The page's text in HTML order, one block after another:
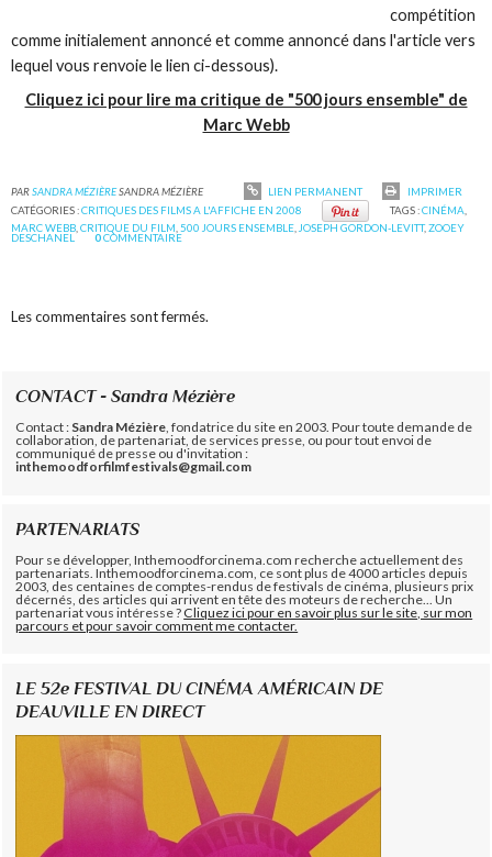
compétition
comme initialement annoncé et comme annoncé dans l'article vers
lequel vous renvoie le lien ci-dessous).
Cliquez ici pour lire ma critique de "500 jours ensemble" de
Marc Webb
PARSANDRA MÉZIÈRESANDRA MÉZIÈRE LIEN PERMANENT
IMPRIMER
CATÉGORIES :CRITIQUES DES FILMS A L'AFFICHE EN 2008 TAGS :CINÉMA
MARC WEBB ,CRITIQUE DU FILM 500 JOURS ENSEMBLE JOSEPH GORDON-LEVITT,ZOOEY
DESCHANEL 0COMMENTAIRE
Les commentaires sont fermés.
CONTACT - Sandra Mézière
Contact : Sandra Mézière , fondatrice du site en 2003. Pour toute demande de
collaboration, de partenariat, de services presse, ou pour tout envoi de
communiqué de presse ou d'invitation :
inthemoodforfilmfestivals@gmail.com
PARTENARIATS
Pour se développer, Inthemoodforcinema.com recherche actuellement des
partenariats. Inthemoodforcinema.com, ce sont plus de 4000 articles depuis
2003, des centaines de comptes-rendus de festivals de cinéma, plusieurs prix
décernés, des articles qui arrivent en tête des moteurs de recherche... Un
partenariat vous intéresse ?Cliquez ici pour en savoir plus sur le site, sur mon
parcours et pour savoir comment me contacter.
LE 52e FESTIVAL DU CINÉMA AMÉRICAIN DE
DEAUVILLE EN DIRECT